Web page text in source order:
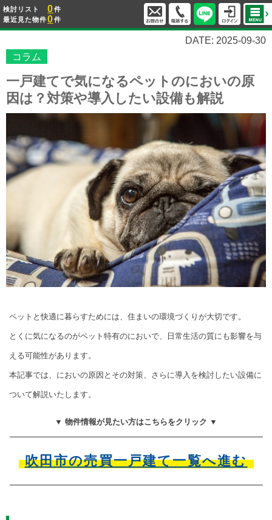
検討リスト 0件
最近見た物件0件
DATE: 2025-09-30
コラム
一戸建てで気になるペットのにおいの原
因は？対策や導入したい設備も解説
ペットと快適に暮らすためには、住まいの環境づくりが大切です。
とくに気になるのがペット特有のにおいで、日常生活の質にも影響を与
える可能性があります。
本記事では、においの原因とその対策、さらに導入を検討したい設備に
ついて解説いたします。
▼ 物件情報が見たい方はこちらをクリック ▼
吹田市の売買一戸建て一覧へ進む